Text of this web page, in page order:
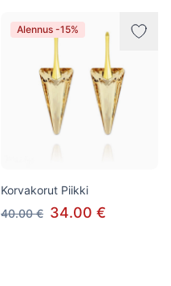
Alennus -15%
Korvakorut Piikki
40.00 € 34.00 €